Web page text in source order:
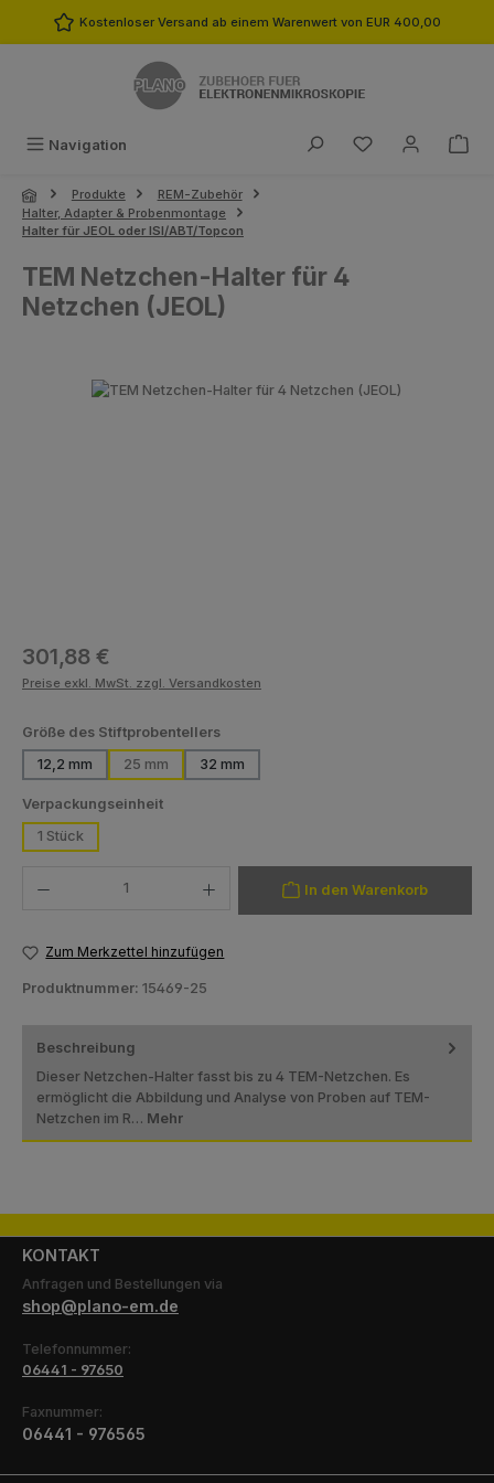
Zum Hauptinhalt springen
Kostenloser Versand ab einem Warenwert von EUR 400,00
Navigation Du hast 0
Produkte
REM-Zubehör
Halter, Adapter & Probenmontage
Halter für JEOL oder ISI/ABT/Topcon
TEM Netzchen-Halter für 4
Netzchen (JEOL)
Bildergalerie überspringen
Regulärer Preis:
301,88 €
Preise exkl. MwSt. zzgl. Versandkosten
Größe des Stiftprobentellersauswählen
12,2 mm
25 mm 32 mm
Verpackungseinheitauswählen
1 Stück
In den Warenkorb
Zum Merkzettel hinzufügen
Produktnummer: 15469-25
Beschreibung
Dieser Netzchen-Halter fasst bis zu 4 TEM-Netzchen. Es
ermöglicht die Abbildung und Analyse von Proben auf TEM-
Netzchen im R… Mehr
KONTAKT
Anfragen und Bestellungen via
shop@plano-em.de
Telefonnummer:
06441 - 97650
Faxnummer:
06441 - 976565